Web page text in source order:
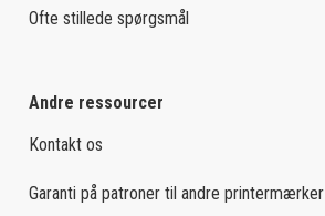
Ofte stillede spørgsmål
Andre ressourcer
Kontakt os
Garanti på patroner til andre printermærker